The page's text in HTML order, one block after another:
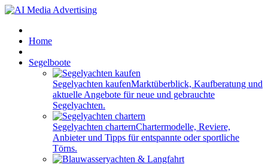
Home
Segelboote
Segelyachten kaufenMarktüberblick, Kaufberatung und
aktuelle Angebote für neue und gebrauchte
Segelyachten.
Segelyachten charternChartermodelle, Reviere,
Anbieter und Tipps für entspannte oder sportliche
Törns.